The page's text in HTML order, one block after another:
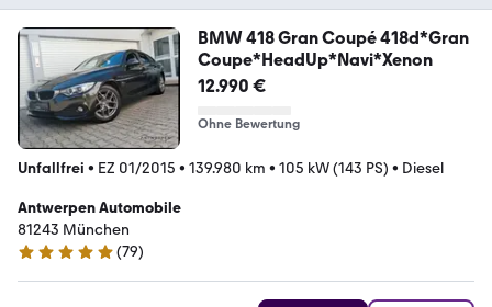
BMW 418 Gran Coupé 418d*Gran
Coupe*HeadUp*Navi*Xenon
12.990 €
Ohne Bewertung
Unfallfrei • EZ 01/2015 • 139.980 km • 105 kW (143 PS) • Diesel
Antwerpen Automobile
81243 München
4.8 Sterne
(79)